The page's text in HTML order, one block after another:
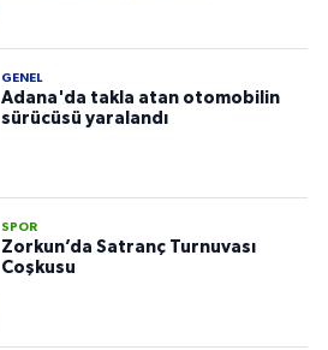
GENEL
Adana'da takla atan otomobilin
sürücüsü yaralandı
SPOR
Zorkun’da Satranç Turnuvası
Coşkusu